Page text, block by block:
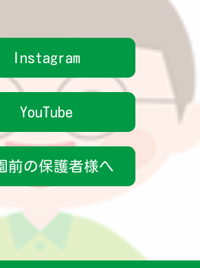
Instagram
YouTube
前の保護者様へ